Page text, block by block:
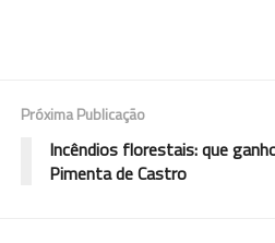
Próxima Publicação
Incêndios florestais: que
Pimenta de Castro